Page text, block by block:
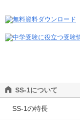
SS-1について
SS-1の特長